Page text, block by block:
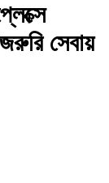
জরুরি সেবায়